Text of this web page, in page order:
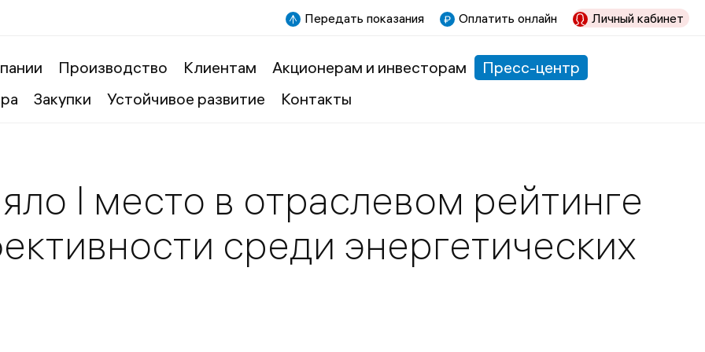
Передать показания Оплатить онлайн Личный кабинет
Производство Клиентам Акционерам и инвесторам
Пресс-центр
Закупки Устойчивое развитие Контакты
I место в отраслевом рейтинге
среди энергетических